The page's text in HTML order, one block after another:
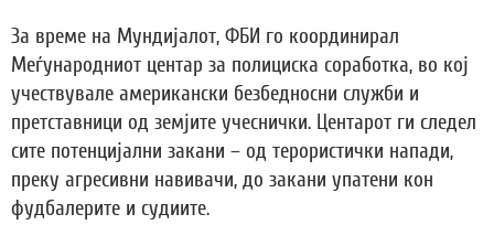
За време на Мундијалот, ФБИ го координирал
Меѓународниот центар за полициска соработка, во кој
учествувале американски безбедносни служби и
претставници од земјите учеснички. Центарот ги следел
сите потенцијални закани – од терористички напади,
преку агресивни навивачи, до закани упатени кон
фудбалерите и судиите.